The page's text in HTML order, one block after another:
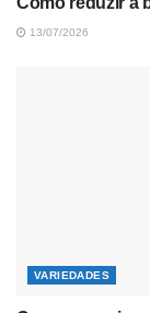
13/07/2026
VARIEDADES